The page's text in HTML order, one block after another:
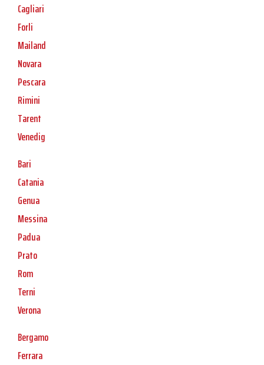
Cagliari
Forli
Mailand
Novara
Pescara
Rimini
Tarent
Venedig
Bari
Catania
Genua
Messina
Padua
Prato
Rom
Terni
Verona
Bergamo
Ferrara